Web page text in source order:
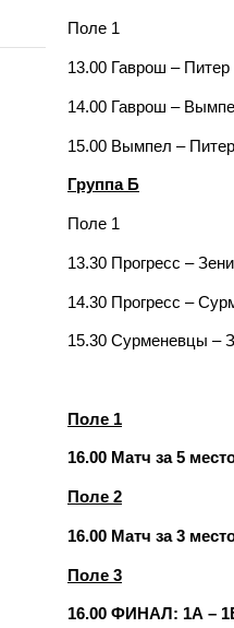
Поле 1
13.00 Гаврош – Питер
14.00 Гаврош –
15.00 Вымпел – Питер
Группа Б
Поле 1
13.30 Прогресс –
14.30 Прогресс –
15.30 Сурменевцы –
Поле 1
16.00 Матч за 5
Поле 2
16.00 Матч за 3
Поле 3
16.00 ФИНАЛ: 1А –